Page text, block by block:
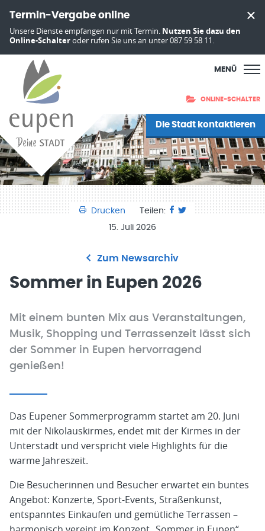
Termin-Vergabe online
Unsere Dienste empfangen nur mit Termin. Nutzen Sie dazu den
Online-Schalteroder rufen Sie uns an unter 087 59 58 11.
MENÜ
ONLINE-SCHALTER
Die Stadt kontaktieren
Drucken
Teilen:
15. Juli 2026
Zum Newsarchiv
Sommer in Eupen 2026
Mit einem bunten Mix aus Veranstaltungen,
Musik, Shopping und Terrassenzeit lässt sich
der Sommer in Eupen hervorragend
genießen!
Das Eupener Sommerprogramm startet am 20. Juni
mit der Nikolauskirmes, endet mit der Kirmes in der
Unterstadt und verspricht viele Highlights für die
warme Jahreszeit.
Die Besucherinnen und Besucher erwartet ein buntes
Angebot: Konzerte, Sport-Events, Straßenkunst,
entspanntes Einkaufen und gemütliche Terrassen –